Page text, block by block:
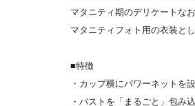
マタニティ期のデリケートな
マタニティフォト用の衣装と
■特徴
・カップ横にパワーネットを
・バストを「まるごと」包み